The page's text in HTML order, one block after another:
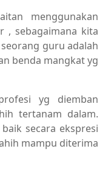
menggunakan
, sebagaimana kita
guru adalah
benda mangkat yg
yg diemban
tertanam dalam.
secara ekspresi
mampu diterima